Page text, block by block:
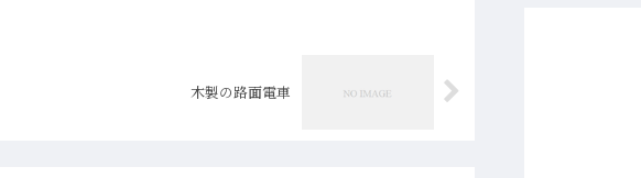
木製の路面電車